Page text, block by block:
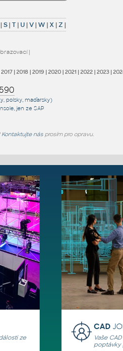
|S|T| U|V|W|X |Z |
|
2017| 2018 | 2019| 2020| 2021| 2022| 2023|
polsky, maďarsky)
, jenze SAP
Kontaktujte násprosím pro opravu.
ze
CAD
Vaše
poptávky